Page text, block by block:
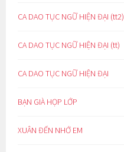
CA DAO TỤC NGỮ HIỆN ĐẠI (tt2)
CA DAO TỤC NGỮ HIỆN ĐẠI (tt)
CA DAO TỤC NGỮ HIỆN ĐẠI
BẠN GIÀ HỌP LỚP
XUÂN ĐẾN NHỚ EM